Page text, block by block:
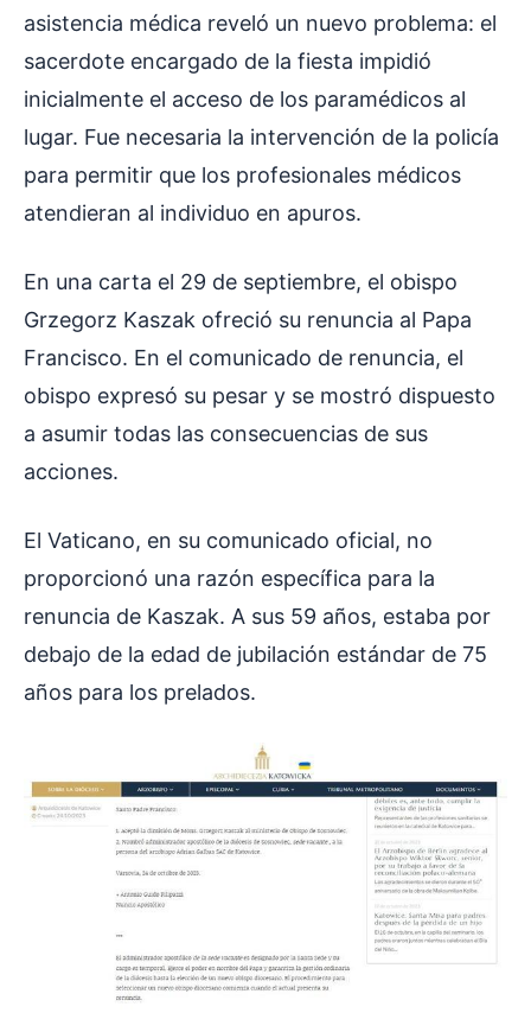
asistencia médica reveló un nuevo problema: el
sacerdote encargado de la fiesta impidió
inicialmente el acceso de los paramédicos al
lugar. Fue necesaria la intervención de la policía
para permitir que los profesionales médicos
atendieran al individuo en apuros.
En una carta el 29 de septiembre, el obispo
Grzegorz Kaszak ofreció su renuncia al Papa
Francisco. En el comunicado de renuncia, el
obispo expresó su pesar y se mostró dispuesto
a asumir todas las consecuencias de sus
acciones.
El Vaticano, en su comunicado oficial, no
proporcionó una razón específica para la
renuncia de Kaszak. A sus 59 años, estaba por
debajo de la edad de jubilación estándar de 75
años para los prelados.